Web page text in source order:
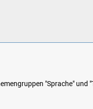
"Sprache" und